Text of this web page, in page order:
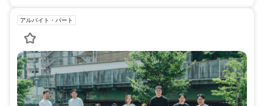
アルバイト・パート